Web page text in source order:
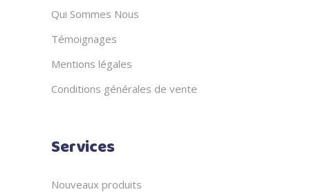
Qui Sommes Nous
Témoignages
Mentions légales
Conditions générales de vente
Services
Nouveaux produits